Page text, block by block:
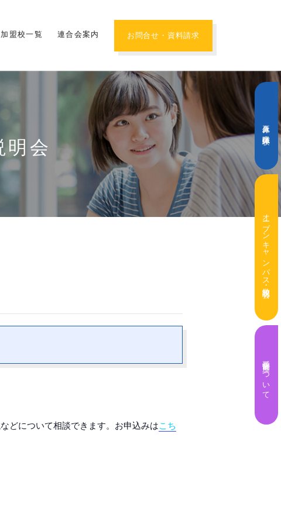
加盟校一覧 連合会案内 お問合せ・資料請求
会
どについて相談できます。お申込みはこち
夏休み職業体験
オープンキャンパス・学校説明会
奨学金制度について